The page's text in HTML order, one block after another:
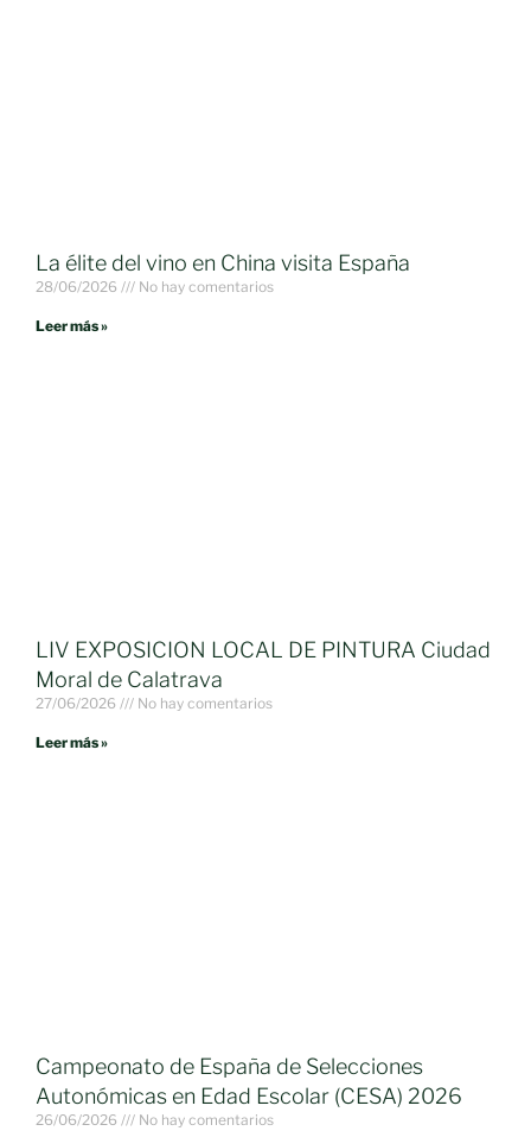
La élite del vino en China visita España
28/06/2026 No hay comentarios
Leer más »
LIV EXPOSICION LOCAL DE PINTURA Ciudad
Moral de Calatrava
27/06/2026 No hay comentarios
Leer más »
Campeonato de España de Selecciones
Autonómicas en Edad Escolar (CESA) 2026
26/06/2026 No hay comentarios